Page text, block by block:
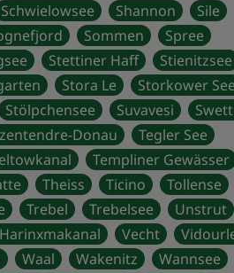
Schwielowsee Shannon
Sile
Sommen
Spree
Stettiner Haff
Stienitzsee
Stora Le
Storkower
Stölpchensee Suvavesi
Donau
Tegler See
Templiner Gewässer
Theiss Ticino
Tollense
Trebel Trebelsee
Unstrut
Vecht
Waal Wakenitz
Wannsee